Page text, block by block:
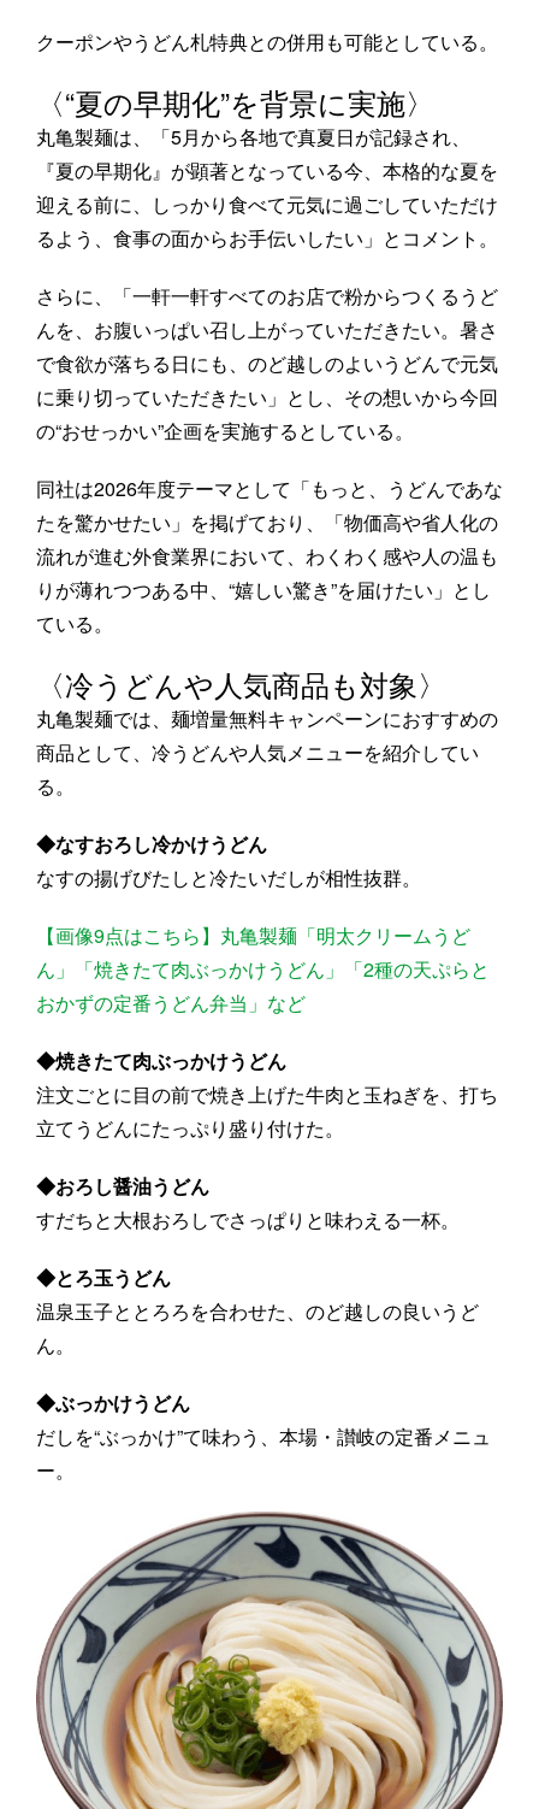
クーポンやうどん札特典との併用も可能としている。
〈“夏の早期化”を背景に実施〉
丸亀製麺は、「5月から各地で真夏日が記録され、
『夏の早期化』が顕著となっている今、本格的な夏を
迎える前に、しっかり食べて元気に過ごしていただけ
るよう、食事の面からお手伝いしたい」とコメント。
さらに、「一軒一軒すべてのお店で粉からつくるうど
んを、お腹いっぱい召し上がっていただきたい。暑さ
で食欲が落ちる日にも、のど越しのよいうどんで元気
に乗り切っていただきたい」とし、その想いから今回
の“おせっかい”企画を実施するとしている。
同社は2026年度テーマとして「もっと、うどんであな
たを驚かせたい」を掲げており、「物価高や省人化の
流れが進む外食業界において、わくわく感や人の温も
りが薄れつつある中、“嬉しい驚き”を届けたい」とし
ている。
〈冷うどんや人気商品も対象〉
丸亀製麺では、麺増量無料キャンペーンにおすすめの
商品として、冷うどんや人気メニューを紹介してい
る。
◆なすおろし冷かけうどん
なすの揚げびたしと冷たいだしが相性抜群。
【画像9点はこちら】丸亀製麺「明太クリームうど
ん」「焼きたて肉ぶっかけうどん」「2種の天ぷらと
おかずの定番うどん弁当」など
◆焼きたて肉ぶっかけうどん
注文ごとに目の前で焼き上げた牛肉と玉ねぎを、打ち
立てうどんにたっぷり盛り付けた。
◆おろし醤油うどん
すだちと大根おろしでさっぱりと味わえる一杯。
◆とろ玉うどん
温泉玉子ととろろを合わせた、のど越しの良いうど
ん。
◆ぶっかけうどん
だしを“ぶっかけ”て味わう、本場・讃岐の定番メニュ
ー。